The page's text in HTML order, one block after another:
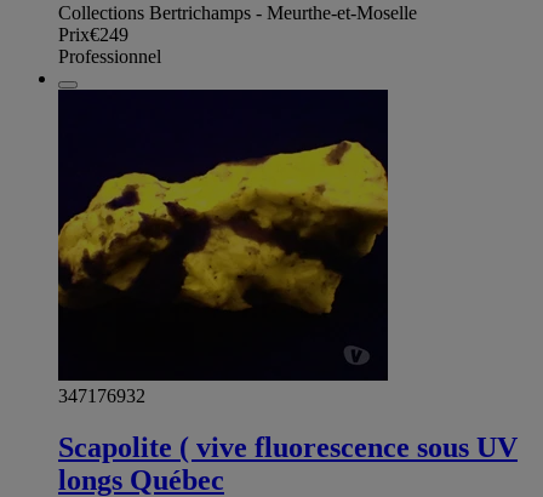
Collections Bertrichamps - Meurthe-et-Moselle
Prix€249
Professionnel
347176932
Scapolite ( vive fluorescence sous UV
longs Québec